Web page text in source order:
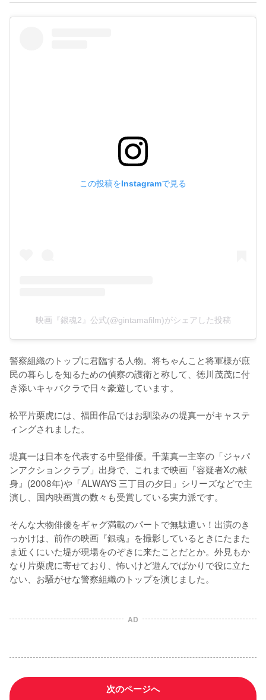
この投稿をInstagramで見る
映画『銀魂2』公式(@gintamafilm)がシェアした投稿
警察組織のトップに君臨する人物。将ちゃんこと将軍様が庶
民の暮らしを知るための偵察の護衛と称して、徳川茂茂に付
き添いキャバクラで日々豪遊しています。
松平片栗虎には、福田作品ではお馴染みの堤真一がキャステ
ィングされました。
堤真一は日本を代表する中堅俳優。千葉真一主宰の「ジャパ
ンアクションクラブ」出身で、これまで映画『容疑者Xの献
身』(2008年)や「ALWAYS 三丁目の夕日」シリーズなどで主
演し、国内映画賞の数々も受賞している実力派です。
そんな大物俳優をギャグ満載のパートで無駄遣い！出演のき
っかけは、前作の映画『銀魂』を撮影しているときにたまた
ま近くにいた堤が現場をのぞきに来たことだとか。外見もか
なり片栗虎に寄せており、怖いけど遊んでばかりで役に立た
ない、お騒がせな警察組織のトップを演じました。
AD
次のページへ